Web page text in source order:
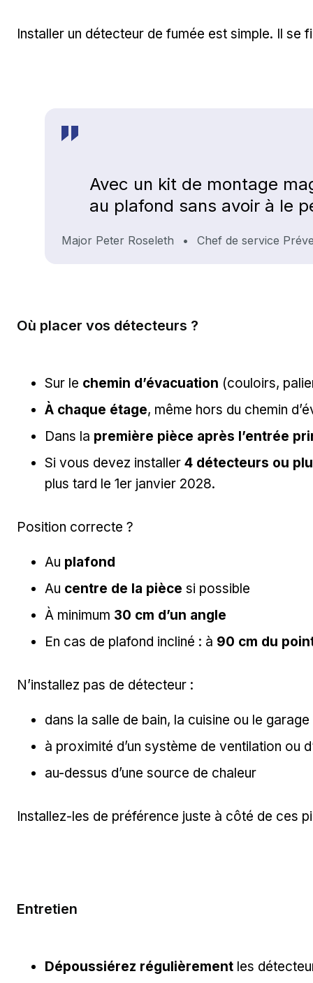
Installer un détecteur de fumée est simple. Il se
Avec un kit de montage
au plafond sans avoir à le
Major Peter Roseleth • Chef de service
Où placer vos détecteurs ?
Sur le chemin d’évacuation (couloirs,
À chaque étage, même hors du chemin
Dans la première pièce après l’entrée
Si vous devez installer 4 détecteurs ou
plus tard le 1er janvier 2028.
Position correcte ?
Au plafond
Au centre de la pièce si possible
À minimum 30 cm d’un angle
En cas de plafond incliné : à 90 cm du
N’installez pas de détecteur :
dans la salle de bain, la cuisine ou le
à proximité d’un système de ventilation ou
au-dessus d’une source de chaleur
Installez-les de préférence juste à côté de ces
Entretien
Dépoussiérez régulièrement les